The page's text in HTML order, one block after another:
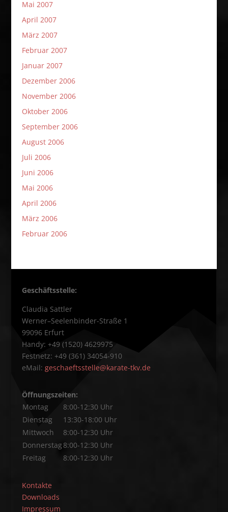
Mai 2007
April 2007
März 2007
Februar 2007
Januar 2007
Dezember 2006
November 2006
Oktober 2006
September 2006
August 2006
Juli 2006
Juni 2006
Mai 2006
April 2006
März 2006
Februar 2006
Geschäftsstelle:
Claudia Sattler
Werner–Seelenbinder-Straße 1
99096 Erfurt
Handy: +49 (1520) 4629975
Festnetz: +49 (361) 34054-910
eMail: geschaeftsstelle@karate-tkv.de
Öffnungszeiten:
Montag
8:00-12:30 Uhr
Dienstag
13:30-18:00 Uhr
Mittwoch
8:00-12:30 Uhr
Donnerstag8:00-12:30 Uhr
Freitag
8:00-12:30 Uhr
Kontakte
Downloads
Impressum